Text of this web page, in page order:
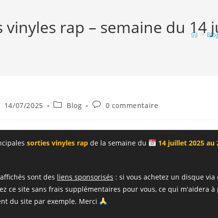
vinyles rap – semaine du 14
>
14/07/2025
PostBlog
Commentaires
publication :
0 commentaire
sorties vinyles rap de la semaine du
14 juillet 2025 au
sont des liens sponsorisés : si vous achetez un disque via
ce site sans frais supplémentaires pour vous, ce qui m'aidera à
du site par exemple. Merci